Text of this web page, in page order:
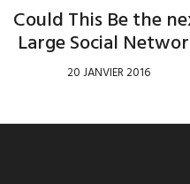
Could This Be the
Large Social
20 JANVIER 2016